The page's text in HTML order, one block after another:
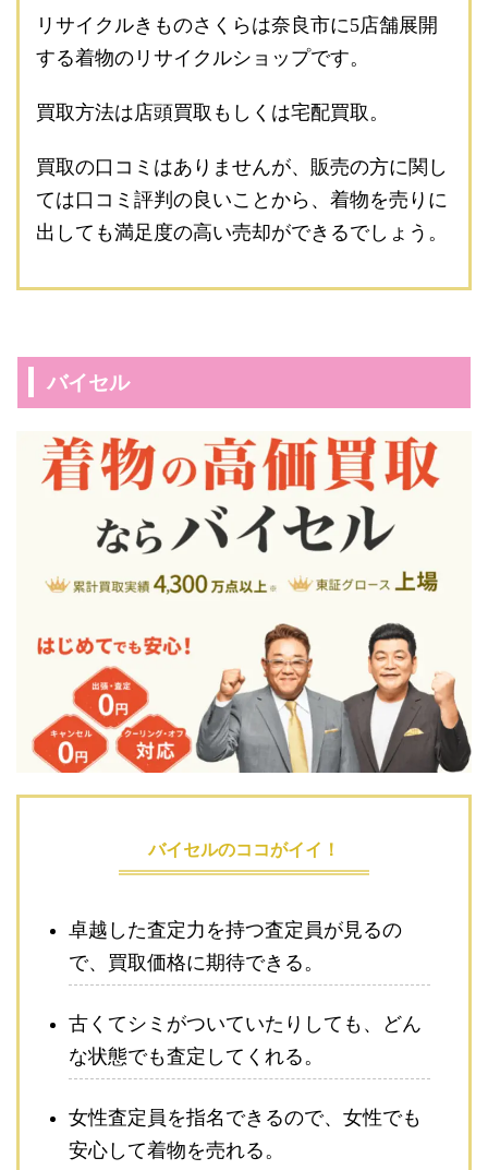
リサイクルきものさくらは奈良市に5店舗展開
する着物のリサイクルショップです。
買取方法は店頭買取もしくは宅配買取。
買取の口コミはありませんが、販売の方に関し
ては口コミ評判の良いことから、着物を売りに
出しても満足度の高い売却ができるでしょう。
バイセル
バイセルのココがイイ！
卓越した査定力を持つ査定員が見るの
で、買取価格に期待できる。
古くてシミがついていたりしても、どん
な状態でも査定してくれる。
女性査定員を指名できるので、女性でも
安心して着物を売れる。